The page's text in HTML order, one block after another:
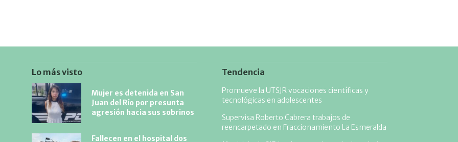
Lo más visto
Mujer es detenida en San
Juan del Río por presunta
agresión hacia sus sobrinos
Fallecen en el hospital dos
Tendencia
Promueve la UTSJR vocaciones científicas y
tecnológicas en adolescentes
Supervisa Roberto Cabrera trabajos de
reencarpetado en Fraccionamiento La Esmeralda